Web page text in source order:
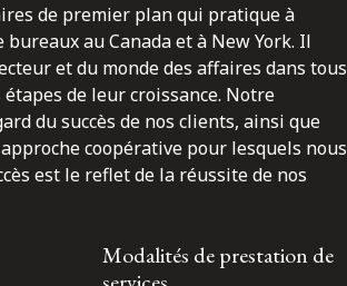
de premier plan qui pratique à
au Canada et à New York. Il
et du monde des affaires dans tous
de leur croissance. Notre
du succès de nos clients, ainsi que
coopérative pour lesquels nous
est le reflet de la réussite de nos
Modalités de prestation de